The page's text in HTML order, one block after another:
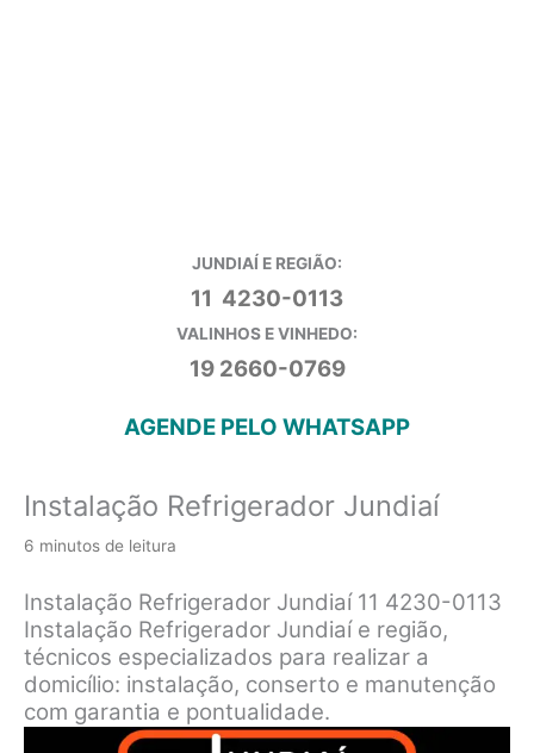
JUNDIAÍ E REGIÃO:
11 4230-0113
VALINHOS E VINHEDO:
19 2660-0769
AGENDE PELO WHATSAPP
Instalação Refrigerador Jundiaí
6 minutos de leitura
Instalação Refrigerador Jundiaí 11 4230-0113
Instalação Refrigerador Jundiaí e região,
técnicos especializados para realizar a
domicílio: instalação, conserto e manutenção
com garantia e pontualidade.